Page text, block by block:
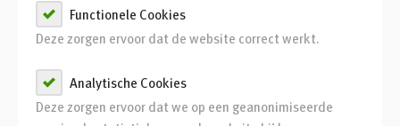
Functionele Cookies
Deze zorgen ervoor dat de website correct werkt.
Analytische Cookies
Deze zorgen ervoor dat we op een geanonimiseerde